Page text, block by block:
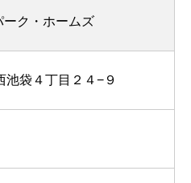
ーク・ホームズ
池袋４丁目２４−９